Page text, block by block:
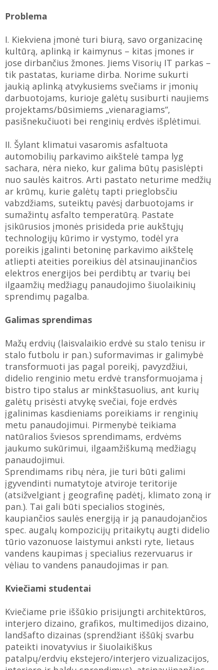
Problema
I. Kiekviena įmonė turi biurą, savo organizacinę
kultūrą, aplinką ir kaimynus – kitas įmones ir
jose dirbančius žmones. Jiems Visorių IT parkas –
tik pastatas, kuriame dirba. Norime sukurti
jaukią aplinką atvykusiems svečiams ir įmonių
darbuotojams, kurioje galėtų susiburti naujiems
projektams/būsimiems „vienaragiams“,
pasišnekučiuoti bei renginių erdvės išplėtimui.
II. Šylant klimatui vasaromis asfaltuota
automobilių parkavimo aikštelė tampa lyg
sachara, nėra nieko, kur galima būtų pasislėpti
nuo saulės kaitros. Arti pastato neturime medžių
ar krūmų, kurie galėtų tapti prieglobsčiu
vabzdžiams, suteiktų pavėsį darbuotojams ir
sumažintų asfalto temperatūrą. Pastate
įsikūrusios įmonės prisideda prie aukštųjų
technologijų kūrimo ir vystymo, todėl yra
poreikis įgalinti betoninę parkavimo aikštelę
atliepti ateities poreikius dėl atsinaujinančios
elektros energijos bei perdibtų ar tvarių bei
ilgaamžių medžiagų panaudojimo šiuolaikinių
sprendimų pagalba.
Galimas sprendimas
Mažų erdvių (laisvalaikio erdvė su stalo tenisu ir
stalo futbolu ir pan.) suformavimas ir galimybė
transformuoti jas pagal poreikį, pavyzdžiui,
didelio renginio metu erdvė transformuojama į
bistro tipo stalus ar minkštasuolius, ant kurių
galėtų prisėsti atvykę svečiai, foje erdvės
įgalinimas kasdieniams poreikiams ir renginių
metu panaudojimui. Pirmenybė teikiama
natūralios šviesos sprendimams, erdvėms
jaukumo sukūrimui, ilgaamžiškumą medžiagų
panaudojimui.
Sprendimams ribų nėra, jie turi būti galimi
įgyvendinti numatytoje atviroje teritorije
(atsižvelgiant į geografinę padėtį, klimato zoną ir
pan.). Tai gali būti specialios stoginės,
kaupiančios saulės energiją ir ją panaudojančios
spec. augalų kompozicijų pritaikytų augti didelio
tūrio vazonuose laistymui anksti ryte, lietaus
vandens kaupimas į specialius rezervuarus ir
vėliau to vandens panaudojimas ir pan.
Kviečiami studentai
Kviečiame prie iššūkio prisijungti architektūros,
interjero dizaino, grafikos, multimedijos dizaino,
landšafto dizainas (sprendžiant iššūkį svarbu
pateikti inovatyvius ir šiuolaikiškus
patalpų/erdvių ekstejero/interjero vizualizacijos,